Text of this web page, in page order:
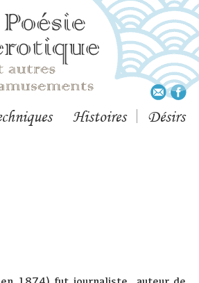
Histoires Désirs